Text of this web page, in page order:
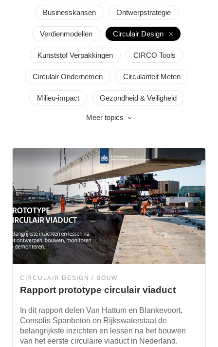
Businesskansen Ontwerpstrategie
Verdienmodellen Circulair Design
Kunststof Verpakkingen CIRCO Tools
Circulair Ondernemen Circulariteit Meten
Milieu-impact Gezondheid & Veiligheid
Meer topics
CIRCULAIR DESIGN BOUW
Rapport prototype circulair viaduct
In dit rapport delen Van Hattum en Blankevoort,
Consolis Spanbeton en Rijkswaterstaat de
belangrijkste inzichten en lessen na het bouwen
van het eerste circulaire viaduct in Nederland.